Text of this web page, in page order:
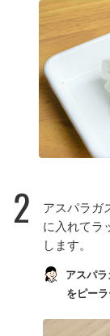
2
アスパラガ
に入れてラ
します。
アスパ
をピー